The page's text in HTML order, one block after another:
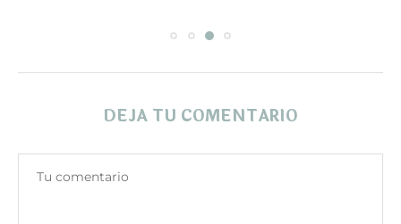
DEJA TU COMENTARIO